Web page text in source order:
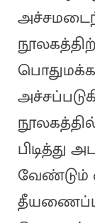
பிடித்து
வேண்டும்